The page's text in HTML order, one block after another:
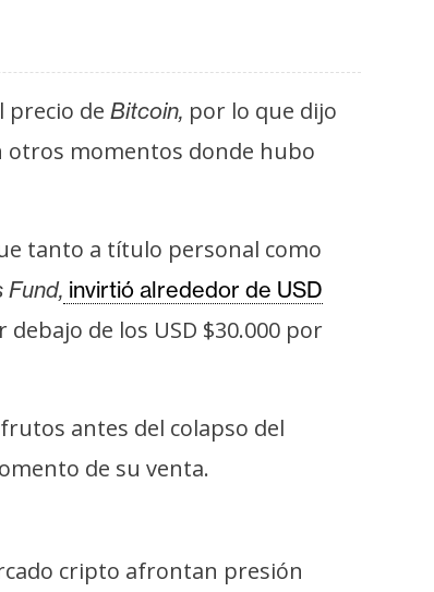
precio de Bitcoin, por lo que dijo
otros momentos donde hubo
tanto a título personal como
Fund, invirtió alrededor de USD
de los USD $30.000 por
antes del colapso del
de su venta.
cripto afrontan presión